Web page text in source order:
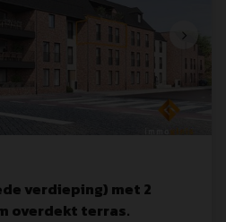
verdieping) met 2
overdekt terras.